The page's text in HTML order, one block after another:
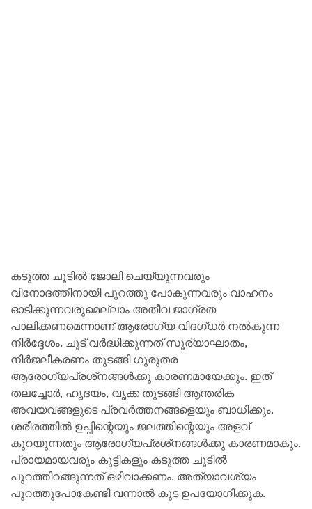
കടുത്ത ചൂടിൽ ജോലി ചെയ്യുന്നവരും
വിനോദത്തിനായി പുറത്തു പോകുന്നവരും വാഹനം
ഓടിക്കുന്നവരുമെല്ലാം അതീവ ജാഗ്രത
പാലിക്കണമെന്നാണ് ആരോഗ്യ വിദഗ്ധർ നൽകുന്ന
നിർദ്ദേശം. ചൂട് വർദ്ധിക്കുന്നത് സൂര്യാഘാതം,
നിർജലീകരണം തുടങ്ങി ഗുരുതര
ആരോഗ്യപ്രശ്‌നങ്ങൾക്കു കാരണമായേക്കും. ഇത്
തലച്ചോർ, ഹൃദയം, വൃക്ക തുടങ്ങി ആന്തരിക
അവയവങ്ങളുടെ പ്രവർത്തനങ്ങളെയും ബാധിക്കും.
ശരീരത്തിൽ ഉപ്പിന്റെയും ജലത്തിന്റെയും അളവ്
കുറയുന്നതും ആരോഗ്യപ്രശ്‌നങ്ങൾക്കു കാരണമാകും.
പ്രായമായവരും കുട്ടികളും കടുത്ത ചൂടിൽ
പുറത്തിറങ്ങുന്നത് ഒഴിവാക്കണം. അത്യാവശ്യം
പുറത്തുപോകേണ്ടി വന്നാൽ കുട ഉപയോഗിക്കുക.